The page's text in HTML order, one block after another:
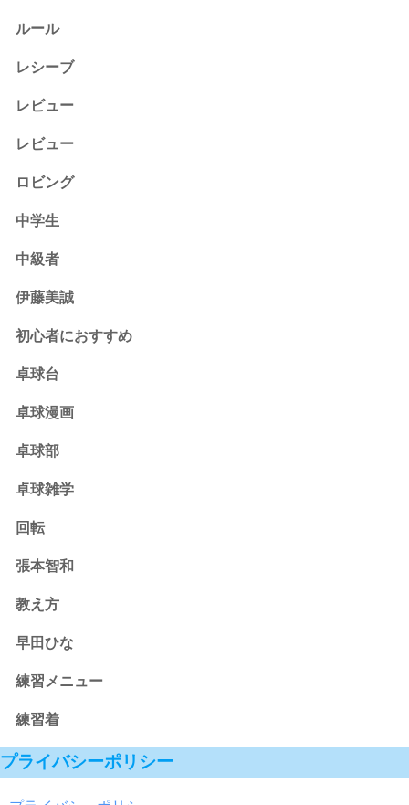
ルール
レシーブ
レビュー
レビュー
ロビング
中学生
中級者
伊藤美誠
初心者におすすめ
卓球台
卓球漫画
卓球部
卓球雑学
回転
張本智和
教え方
早田ひな
練習メニュー
練習着
プライバシーポリシー